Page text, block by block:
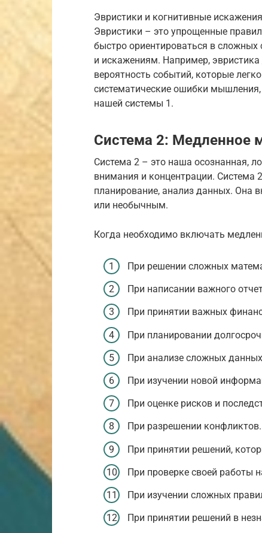
Эвристики и когнитивные
Эвристики – это упрощенные
быстро ориентироваться в
и искажениям. Например, эвристика
вероятность событий, которые
систематические ошибки
нашей системы 1.
Система 2: Медленное
Система 2 – это наша осознанная,
внимания и концентрации. Система
планирование, анализ данных. Она
или необычным.
Когда необходимо включать
При решении сложных
При написании важного
При принятии важных
При планировании
При анализе сложных
При изучении новой
При оценке рисков и
При разрешении конфликтов.
При принятии решений,
При проверке своей работы
При изучении сложных
При принятии решений в